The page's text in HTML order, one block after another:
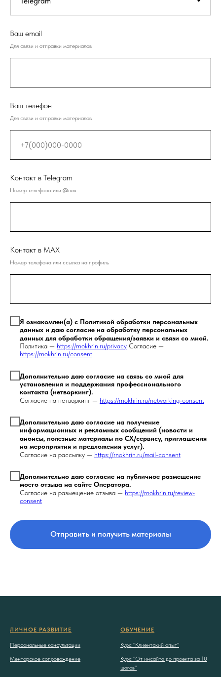
Ваш email
Для связи и отправки материалов
Ваш телефон
Для связи и отправки материалов
Контакт в Telegram
Номер телефона или @ник
Контакт в MAX
Номер телефона или ссылка на профиль
Я ознакомлен(а) с Политикой обработки персональных
данных и даю согласие на обработку персональных
данных для обработки обращения/заявки и связи со мной.
Политика — https://rnokhrin.ru/privacy Согласие —
https://rnokhrin.ru/consent
Дополнительно даю согласие на связь со мной для
установления и поддержания профессионального
контакта (нетворкинг).
Согласие на нетворкинг — https://rnokhrin.ru/networking-consent
Дополнительно даю согласие на получение
информационных и рекламных сообщений (новости и
анонсы, полезные материалы по CX/сервису, приглашения
на мероприятия и предложения услуг).
Согласие на рассылку — https://rnokhrin.ru/mail-consent
Дополнительно даю согласие на публичное размещение
моего отзыва на сайте Оператора.
Согласие на размещение отзыва — https://rnokhrin.ru/review-
consent
Отправить и получить материалы
ЛИЧНОЕ РАЗВИТИЕ
Персональные консультации
Менторское сопровождение
ОБУЧЕНИЕ
Курс "Клиентский опыт"
Курс "От инсайта до проекта за 10
шагов"